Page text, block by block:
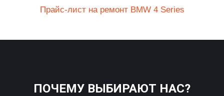
Прайс-лист на ремонт BMW 4 Series
ПОЧЕМУ ВЫБИРАЮТ НАС?